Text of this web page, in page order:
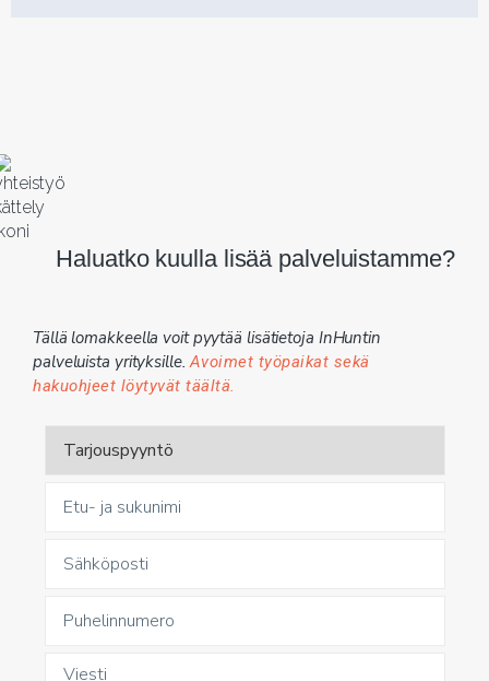
Haluatko kuulla lisää palveluistamme?
Tällä lomakkeella voit pyytää lisätietoja InHuntin
palveluista yrityksille.Avoimet työpaikat sekä
hakuohjeet löytyvät täältä.